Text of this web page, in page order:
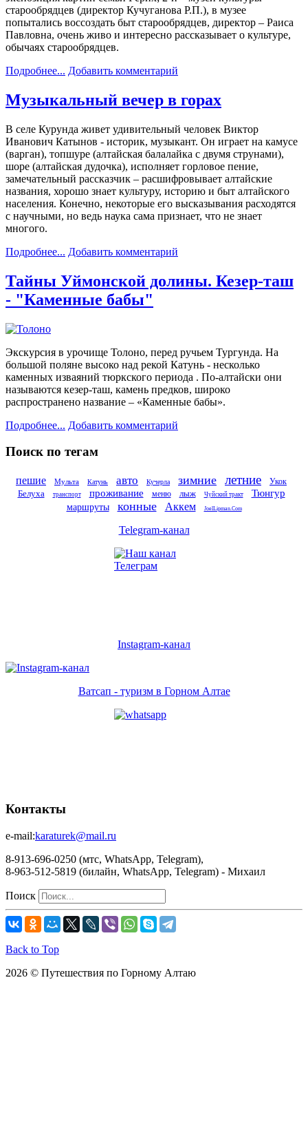
старообрядцев (директор Кучуганова Р.П.), в музее
попытались воссоздать быт старообрядцев, директор – Раиса
Павловна, очень живо и интересно рассказывает о культуре,
обычаях старообрядцев.
Подробнее... Добавить комментарий
Музыкальный вечер в горах
В селе Курунда живет удивительный человек Виктор
Иванович Катынов - историк, музыкант. Он играет на камусе
(варган), топшуре (алтайская балалайка с двумя струнами),
шоре (алтайская дудочка), исполняет горловое пение,
замечательный рассказчик – расшифровывает алтайские
названия, хорошо знает культуру, историю и быт алтайского
населения. Конечно, некоторые его высказывания расходятся
с научными, но ведь наука сама признает, что не знает
многого.
Подробнее... Добавить комментарий
Тайны Уймонской долины. Кезер-таш
- "Каменные бабы"
Экскурсия в урочище Толоно, перед ручьем Тургунда. На
большой поляне высоко над рекой Катунь - несколько
каменных изваяний тюркского периода . По-алтайски они
называются кезер-таш, камень предков, широко
распространено название – «Каменные бабы».
Подробнее... Добавить комментарий
Поиск по тегам
пешие Мульта Катунь авто Кучерла зимние летние Укок
Белуха транспорт проживание меню лыж Чуйский тракт Тюнгур
маршруты конные Аккем JoelLipman.Com
Telegram-канал
Instagram-канал
Ватсап - туризм в Горном Алтае
Контакты
e-mail:karaturek@mail.ru
8-913-696-0250 (мтс, WhatsApp, Telegram),
8-963-512-5819 (билайн, WhatsApp, Telegram) - Михаил
Поиск
Back to Top
2026 © Путешествия по Горному Алтаю